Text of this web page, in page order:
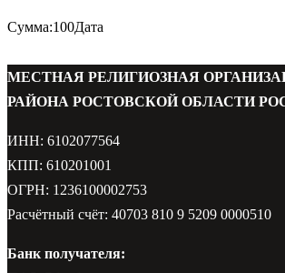
Сумма:100Дата
МЕСТНАЯ РЕЛИГИОЗНАЯ
РАЙОНА РОСТОВСКОЙ ОБЛАСТИ
ИНН: 6102077564
КПП: 610201001
ОГРН: 1236100002753
Расчётный счёт: 40703 810 9 5209 0000510
Банк получателя: